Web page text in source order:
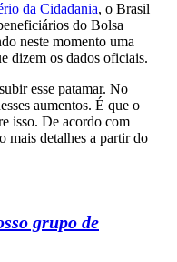
da Cidadania, o Brasil
do Bolsa
neste momento uma
dizem os dados oficiais.
esse patamar. No
aumentos. É que o
isso. De acordo com
mais detalhes a partir do
grupo de